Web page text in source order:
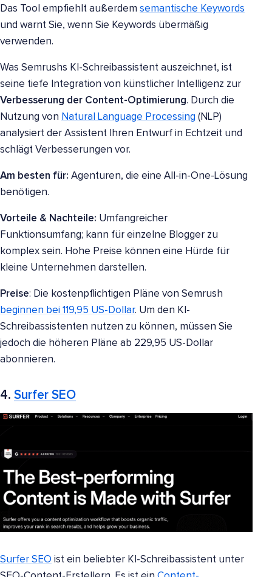
Das Tool empfiehlt außerdem semantische Keywords
und warnt Sie, wenn Sie Keywords übermäßig
verwenden.
Was Semrushs KI-Schreibassistent auszeichnet, ist
seine tiefe Integration von künstlicher Intelligenz zur
Verbesserung der Content-Optimierung. Durch die
Nutzung von Natural Language Processing (NLP)
analysiert der Assistent Ihren Entwurf in Echtzeit und
schlägt Verbesserungen vor.
Am besten für: Agenturen, die eine All-in-One-Lösung
benötigen.
Vorteile & Nachteile: Umfangreicher
Funktionsumfang; kann für einzelne Blogger zu
komplex sein. Hohe Preise können eine Hürde für
kleine Unternehmen darstellen.
Preise: Die kostenpflichtigen Pläne von Semrush
beginnen bei 119,95 US-Dollar. Um den KI-
Schreibassistenten nutzen zu können, müssen Sie
jedoch die höheren Pläne ab 229,95 US-Dollar
abonnieren.
4. Surfer SEO
Surfer SEO ist ein beliebter KI-Schreibassistent unter